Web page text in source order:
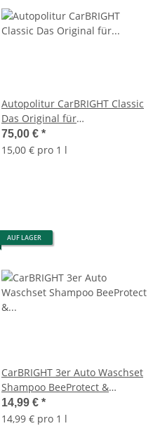
Autopolitur CarBRIGHT Classic
Das Original für
Auto&Motorrad 10x500ml /
10er Set
75,00 € *
15,00 € pro 1 l
AUF LAGER
CarBRIGHT 3er Auto Waschset
Shampoo BeeProtect &
GumBlaster & Jumbo
Schwamm
14,99 € *
14,99 € pro 1 l